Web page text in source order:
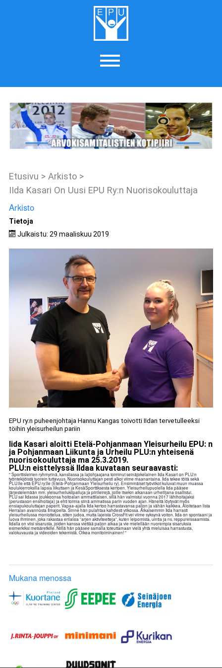
Etusivu > Arkisto >
IIda Kasari On Uusi EPU Ry:n Nuorisokouluttaja
Arkisto
Tietoja
Julkaistu: 29 maaliskuu 2019
EPU ry:n puheenjohtaja Hannu Kangas toivotti IIdan tervetulleeksi
töihin yleisurheilun pariin
Iida Kasari aloitti Etelä-Pohjanmaan Yleisurheilu EPU: n
ja Pohjanmaan Liikunta ja Urheilu PLU:n yhteisenä
nuorisokouluttaja ma 25.3.2019.
PLU:n eisttelyssä IIdaa kuvataan seuraavasti:
" Sporttisleirien ryhmyrinä, kansliassa ja lajiohjaajana toiminut seinäjokelainen Iida Kasari on PLU:n
työntekijöistä tuorein tuttavuus. Nuorisokouluttajan pesti alkoi viime maanantaina. Iida tekee töitä sekä
PLU:lle että EPU ry:lle (Etelä-Pohjanmaan Yleisurheilu ry). Ensimmäiset työviikot kuluvat muun muassa
koulukierroksilla lapsia liikuttaen ja KesäSporttiksesta kertoen. Yleisurheilupuolella Iida pääsee
järjestelemään mm. yleisurheilukilpailuja ja piirileirejä, joille itsekin aikanaan urheilijana osallistui.
PLU sai Iidassa joukkoonsa hoitoalan ammattilaisen, sillä hän valmistui vuonna 2017 lähihoitajaksi
(perustason ensihoitaja) ja ehti toimia siinä ammatissa parin vuoden ajan. Häneltä löytyvät myös
ensiapukouluttajan paperit. Vapaa-ajalla Iida kertoo harrastavansa paljon ja vähän kaikkea. Aloitetaan lista
Herralan avannosta Ilmajoelta. Sinne hän pulahtaa kahdesti viikossa. Aikaisemmin Iida harrasti
yleisurheilussa moniottelua, sitten judoa, mutta lajeista CrossFit vei viime syksynä voiton. Iida on spontaani ja
luova ihminen, joka rakastaa erilaisia ”arjen aktiviteetteja”, kuten leipomista, uintia ja ns. reppureissaamista.
Iidalla on viisi sisarusta, joiden kanssa viettää paljon aikaa ja vie mielellään nuorempia sisaruksia
esimerkiksi metsäretkille. Niillä hän pääsee samalla toteuttamaan vielä yhtä mieluisaa harrastusta,
valokuvausta ja videoiden tekemistä. Oikea monitoiminainen! "
Mukana menossa